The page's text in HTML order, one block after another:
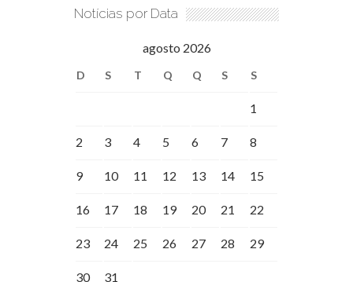
Notícias por Data
agosto 2026
D S T Q Q S S
1
2 3 4 5 6 7 8
9 10 11 12 13 14 15
16 17 18 19 20 21 22
23 24 25 26 27 28 29
30 31